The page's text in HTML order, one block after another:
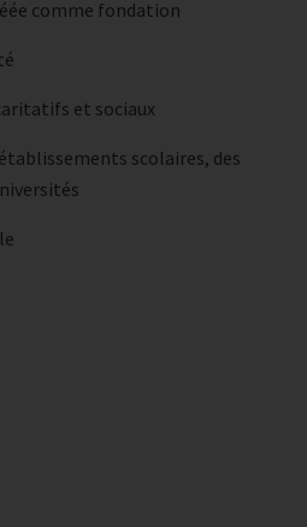
comme fondation
et sociaux
scolaires, des